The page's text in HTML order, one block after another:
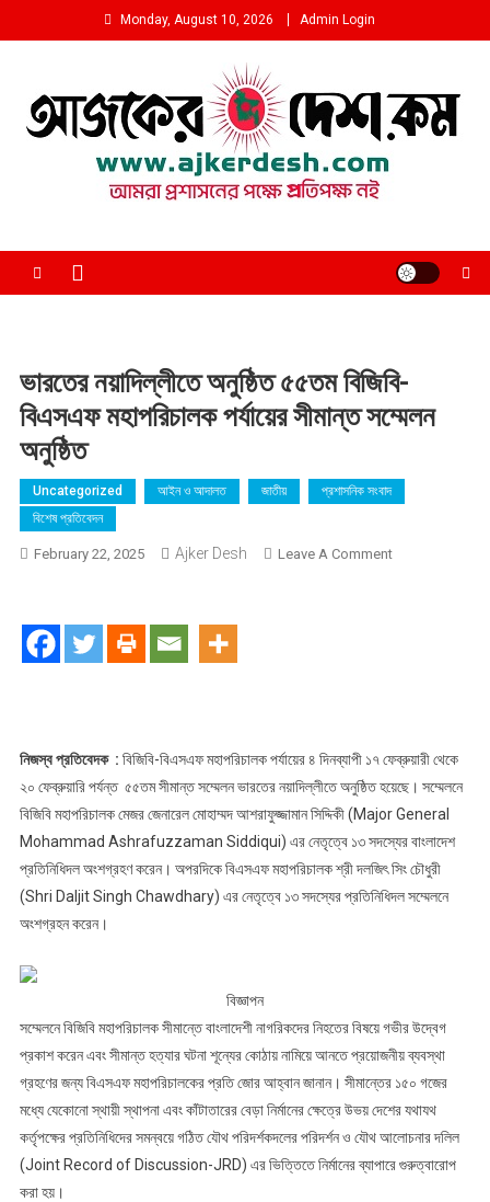
to
Monday, August 10, 2026 Admin Login
ভারতের নয়াদিল্লীতে অনুষ্ঠিত ৫৫তম বিজিবি-
বিএসএফ মহাপরিচালক পর্যায়ের সীমান্ত সম্মেলন
অনুষ্ঠিত
Uncategorized আইন ও আদালত জাতীয়
প্রশাসনিক সংবাদ
বিশেষ প্রতিবেদন
February 22, 2025 Ajker Desh Leave A CommentOn
পর্যায়ের
সীমান্ত
সম্মেলন
নিজস্ব প্রতিবেদক : বিজিবি-বিএসএফ মহাপরিচালক পর্যায়ের ৪ দিনব্যাপী ১৭ ফেব্রুয়ারী থেকে
২০ ফেব্রুয়ারি পর্যন্ত ৫৫তম সীমান্ত সম্মেলন ভারতের নয়াদিল্লীতে অনুষ্ঠিত হয়েছে। সম্মেলনে
বিজিবি মহাপরিচালক মেজর জেনারেল মোহাম্মদ আশরাফুজ্জামান সিদ্দিকী (Major General
Mohammad Ashrafuzzaman Siddiqui) এর নেতৃত্বে ১৩ সদস্যের বাংলাদেশ
প্রতিনিধিদল অংশগ্রহণ করেন। অপরদিকে বিএসএফ মহাপরিচালক শ্রী দলজিৎ সিং চৌধুরী
(Shri Daljit Singh Chawdhary) এর নেতৃত্বে ১৩ সদস্যের প্রতিনিধিদল সম্মেলনে
অংশগ্রহন করেন।
বিজ্ঞাপন
সম্মেলনে বিজিবি মহাপরিচালক সীমান্তে বাংলাদেশী নাগরিকদের নিহতের বিষয়ে গভীর উদ্বেগ
প্রকাশ করেন এবং সীমান্ত হত্যার ঘটনা শূন্যের কোঠায় নামিয়ে আনতে প্রয়োজনীয় ব্যবস্থা
গ্রহণের জন্য বিএসএফ মহাপরিচালকের প্রতি জোর আহ্বান জানান। সীমান্তের ১৫০ গজের
মধ্যে যেকোনো স্থায়ী স্থাপনা এবং কাঁটাতারের বেড়া নির্মানের ক্ষেত্রে উভয় দেশের যথাযথ
কর্তৃপক্ষের প্রতিনিধিদের সমন্বয়ে গঠিত যৌথ পরিদর্শকদলের পরিদর্শন ও যৌথ আলোচনার দলিল
(Joint Record of Discussion-JRD) এর ভিত্তিতে নির্মানের ব্যাপারে গুরুত্বারোপ
করা হয়।